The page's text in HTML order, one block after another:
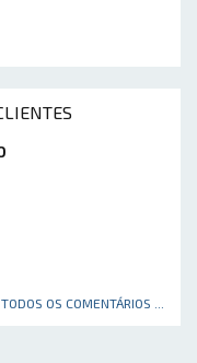
OS COMENTÁRIOS ...